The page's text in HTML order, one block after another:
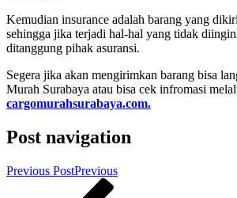
Kemudian insurance adalah barang yang
sehingga jika terjadi hal-hal yang tidak
ditanggung pihak asuransi.
Segera jika akan mengirimkan barang bisa
Murah Surabaya atau bisa cek infromasi
cargomurahsurabaya.com.
Post navigation
Previous PostPrevious